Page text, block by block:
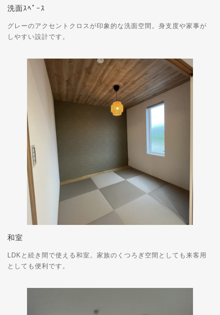
洗面ｽﾍﾟｰｽ
グレーのアクセントクロスが印象的な洗面空間。身支度や家事が
しやすい設計です。
和室
LDKと続き間で使える和室。家族のくつろぎ空間としても来客用
としても便利です。